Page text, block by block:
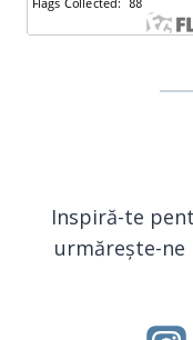
Inspiră-te
urmărește-ne